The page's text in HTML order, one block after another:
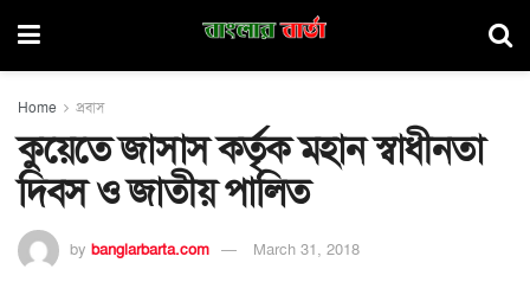
Home প্রবাস
কুয়েতে জাসাস কর্তৃক মহান স্বাধীনতা
দিবস ও জাতীয় পালিত
by banglarbarta.com March 31, 2018